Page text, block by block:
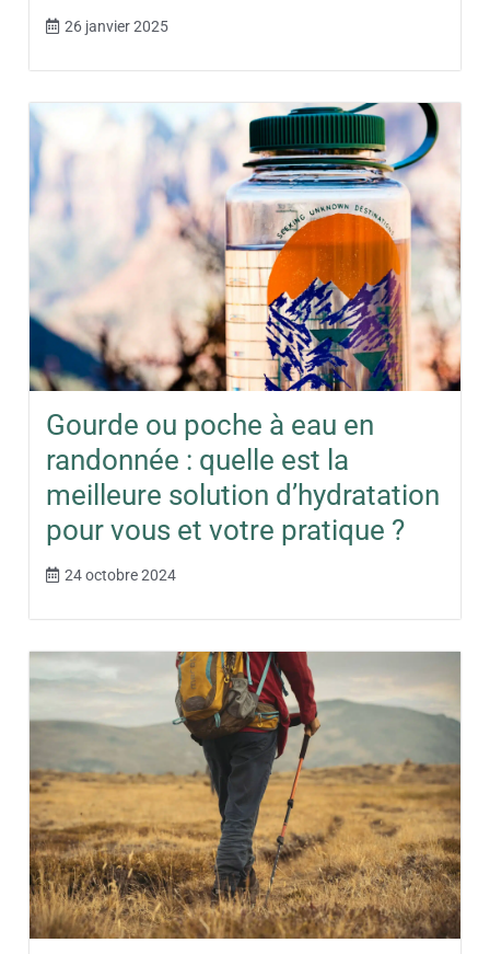
26 janvier 2025
Gourde ou poche à eau en
randonnée : quelle est la
meilleure solution d’hydratation
pour vous et votre pratique ?
24 octobre 2024